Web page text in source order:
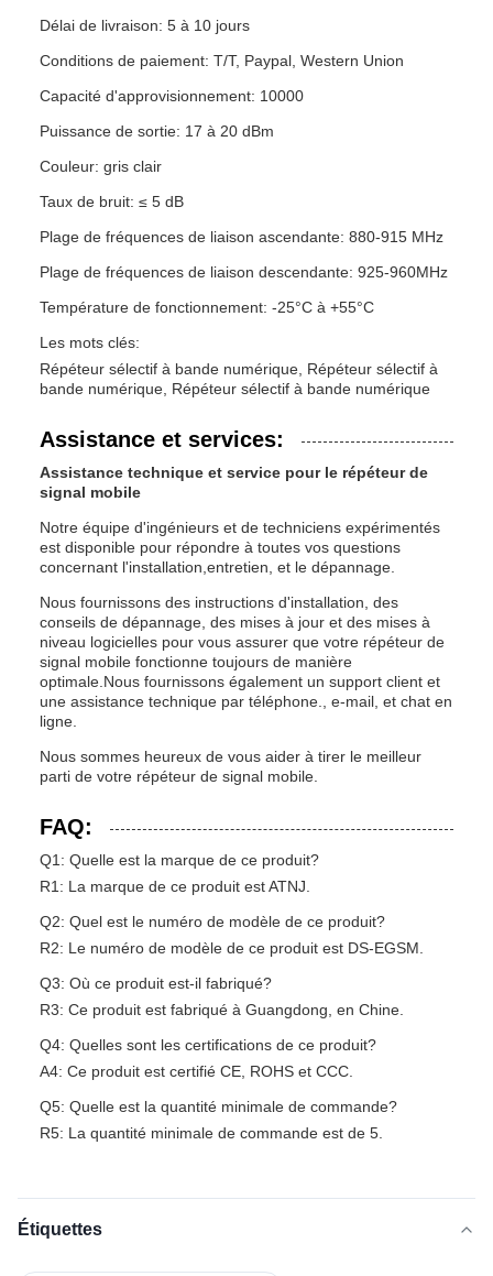
Délai de livraison: 5 à 10 jours
Conditions de paiement: T/T, Paypal, Western Union
Capacité d'approvisionnement: 10000
Puissance de sortie: 17 à 20 dBm
Couleur: gris clair
Taux de bruit: ≤ 5 dB
Plage de fréquences de liaison ascendante: 880-915 MHz
Plage de fréquences de liaison descendante: 925-960MHz
Température de fonctionnement: -25°C à +55°C
Les mots clés:
Répéteur sélectif à bande numérique, Répéteur sélectif à
bande numérique, Répéteur sélectif à bande numérique
Assistance et services:
Assistance technique et service pour le répéteur de
signal mobile
Notre équipe d'ingénieurs et de techniciens expérimentés
est disponible pour répondre à toutes vos questions
concernant l'installation,entretien, et le dépannage.
Nous fournissons des instructions d'installation, des
conseils de dépannage, des mises à jour et des mises à
niveau logicielles pour vous assurer que votre répéteur de
signal mobile fonctionne toujours de manière
optimale.Nous fournissons également un support client et
une assistance technique par téléphone., e-mail, et chat en
ligne.
Nous sommes heureux de vous aider à tirer le meilleur
parti de votre répéteur de signal mobile.
FAQ:
Q1: Quelle est la marque de ce produit?
R1: La marque de ce produit est ATNJ.
Q2: Quel est le numéro de modèle de ce produit?
R2: Le numéro de modèle de ce produit est DS-EGSM.
Q3: Où ce produit est-il fabriqué?
R3: Ce produit est fabriqué à Guangdong, en Chine.
Q4: Quelles sont les certifications de ce produit?
A4: Ce produit est certifié CE, ROHS et CCC.
Q5: Quelle est la quantité minimale de commande?
R5: La quantité minimale de commande est de 5.
Étiquettes